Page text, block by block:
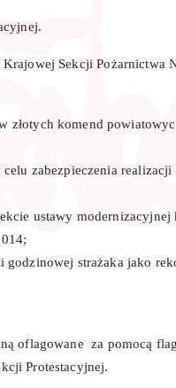
Sekcji Pożarnictwa
złotych komend
zabezpieczenia
ustawy modernizacyjnej
strażaka jako
oflagowane za pomocą
Protestacyjnej.